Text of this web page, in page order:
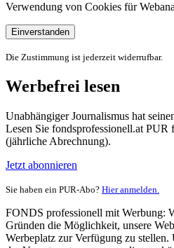
Verwendung von Cookies für
Einverstanden
Die Zustimmung ist jederzeit widerrufbar.
Werbefrei lesen
Unabhängiger Journalismus hat
Lesen Sie fondsprofessionell.at
(jährliche Abrechnung).
Jetzt abonnieren
Sie haben ein PUR-Abo? Hier anmelden.
FONDS professionell mit Werbung:
Gründen die Möglichkeit, unsere
Werbeplatz zur Verfügung zu